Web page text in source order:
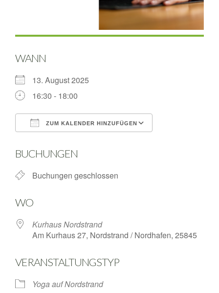
WANN
13. August 2025
16:30 - 18:00
ZUM KALENDER HINZUFÜGEN
BUCHUNGEN
Buchungen geschlossen
WO
Kurhaus Nordstrand
Am Kurhaus 27, Nordstrand / Nordhafen, 25845
VERANSTALTUNGSTYP
Yoga auf Nordstrand